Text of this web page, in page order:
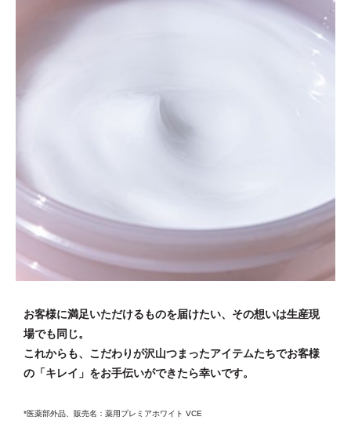
お客様に満足いただけるものを届けたい、その想いは生産現
場でも同じ。
これからも、こだわりが沢山つまったアイテムたちでお客様
の「キレイ」をお手伝いができたら幸いです。
*医薬部外品、販売名：薬用プレミアホワイト VCE